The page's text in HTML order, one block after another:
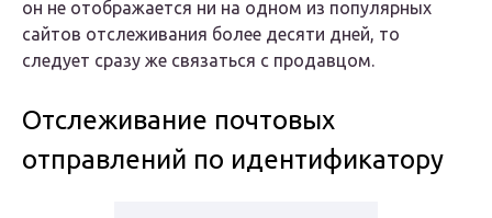
он не отображается ни на одном из популярных
сайтов отслеживания более десяти дней, то
следует сразу же связаться с продавцом.
Отслеживание почтовых
отправлений по идентификатору